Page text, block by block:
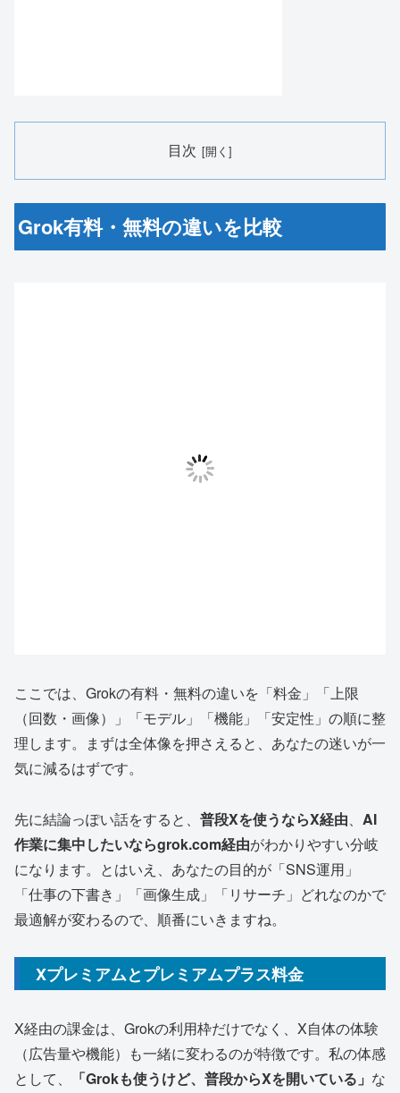
目次
Grok有料・無料の違いを比較
ここでは、Grokの有料・無料の違いを「料金」「上限
（回数・画像）」「モデル」「機能」「安定性」の順に整
理します。まずは全体像を押さえると、あなたの迷いが一
気に減るはずです。
先に結論っぽい話をすると、 普段Xを使うならX経由
AI
作業に集中したいならgrok.com経由がわかりやすい分岐
になります。とはいえ、あなたの目的が「SNS運用」
「仕事の下書き」「画像生成」「リサーチ」どれなのかで
最適解が変わるので、順番にいきますね。
Xプレミアムとプレミアムプラス料金
X経由の課金は、Grokの利用枠だけでなく、X自体の体験
（広告量や機能）も一緒に変わるのが特徴です。私の体感
として、
「Grokも使うけど、普段からXを開いている」 な